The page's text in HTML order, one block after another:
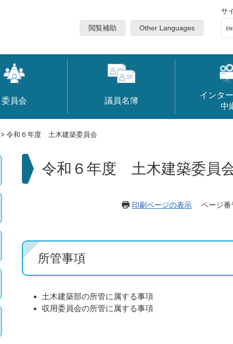
閲覧補助 Other Languages
サ
委員会 議員名簿
インタ
中
> 令和６年度 土木建築委員会
本
令和６年度 土木建築委員
印刷ページの表示 ページ番
所管事項
土木建築部の所管に属する事項
収用委員会の所管に属する事項